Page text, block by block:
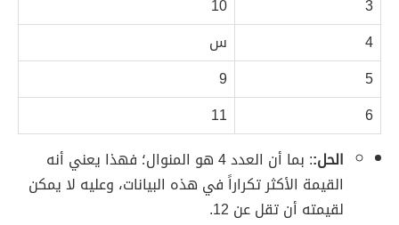
3
10
4
س
5
9
6
11
الحل:
: بما أن العدد 4 هو المنوال؛ فهذا يعني أنه
القيمة الأكثر تكراراً في هذه البيانات، وعليه لا يمكن
لقيمته أن تقل عن 12.